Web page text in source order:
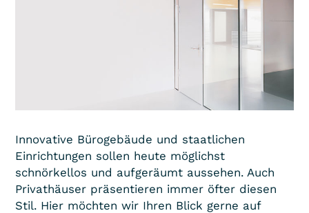
Innovative Bürogebäude und staatlichen
Einrichtungen sollen heute möglichst
schnörkellos und aufgeräumt aussehen. Auch
Privathäuser präsentieren immer öfter diesen
Stil. Hier möchten wir Ihren Blick gerne auf